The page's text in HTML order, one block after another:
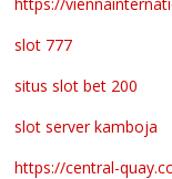
slot 777
situs slot bet 200
slot server kamboja
https://central-